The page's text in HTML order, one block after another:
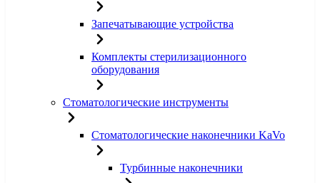
Запечатывающие устройства
Комплекты стерилизационного
оборудования
Стоматологические инструменты
Стоматологические наконечники KaVo
Турбинные наконечники